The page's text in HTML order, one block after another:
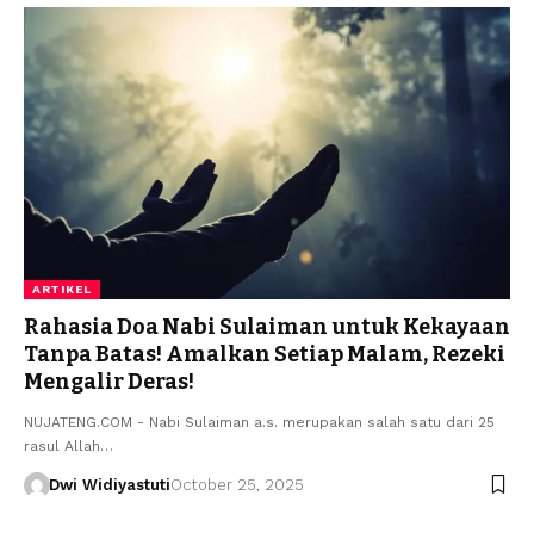
ARTIKEL
Rahasia Doa Nabi Sulaiman untuk Kekayaan
Tanpa Batas! Amalkan Setiap Malam, Rezeki
Mengalir Deras!
NUJATENG.COM - Nabi Sulaiman a.s. merupakan salah satu dari 25
rasul Allah…
Dwi WidiyastutiOctober 25, 2025